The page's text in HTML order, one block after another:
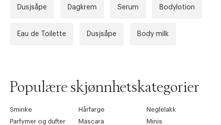
Dusjsåpe Dagkrem Serum Bodylotion
Eau de Toilette Dusjsåpe Body milk
Populære skjønnhetskategorier
Sminke Hårfarge
Neglelakk
Parfymer og dufter
Mascara
Minis